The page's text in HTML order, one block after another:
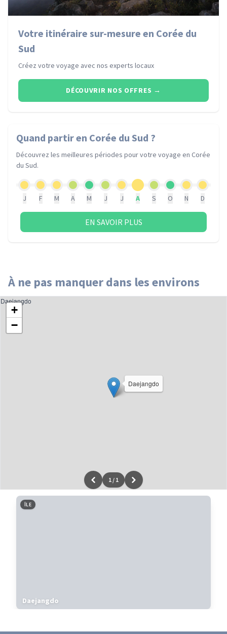
Votre itinéraire sur-mesure en Corée du
Sud
Créez votre voyage avec nos experts locaux
DÉCOUVRIR NOS OFFRES →
Quand partiren Corée du Sud ?
Découvrez les meilleures périodes pour votre voyage en Corée
du Sud.
J F M A M J J A S O N D
EN SAVOIR PLUS
À ne pas manquer dans les environs
Daejangdo
+
−
Leaflet|données ©OpenStreetMap/ODbL - renduOSM France
Daejangdo
1 / 1
ÎLE
Daejangdo